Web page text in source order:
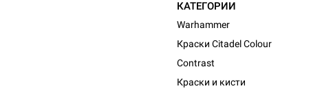
КАТЕГОРИИ
Warhammer
Краски Citadel Colour
Contrast
Краски и кисти